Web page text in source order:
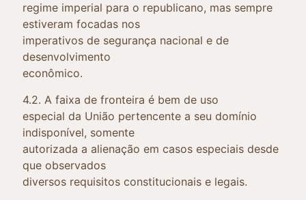
regime imperial para o republicano, mas sempre
estiveram focadas nos
imperativos de segurança nacional e de
desenvolvimento
econômico.
4.2. A faixa de fronteira é bem de uso
especial da União pertencente a seu domínio
indisponível, somente
autorizada a alienação em casos especiais desde
que observados
diversos requisitos constitucionais e legais.